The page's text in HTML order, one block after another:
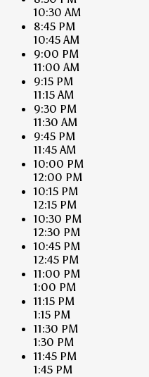
10:30 AM
8:45 PM
10:45 AM
9:00 PM
11:00 AM
9:15 PM
11:15 AM
9:30 PM
11:30 AM
9:45 PM
11:45 AM
10:00 PM
12:00 PM
10:15 PM
12:15 PM
10:30 PM
12:30 PM
10:45 PM
12:45 PM
11:00 PM
1:00 PM
11:15 PM
1:15 PM
11:30 PM
1:30 PM
11:45 PM
1:45 PM